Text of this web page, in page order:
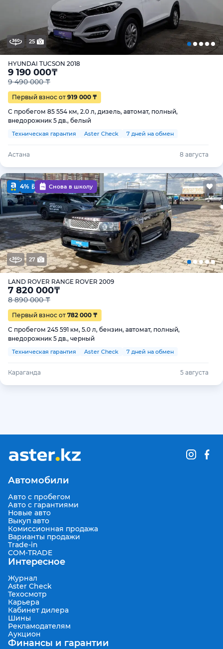
25
HYUNDAI TUCSON 2018
9 190 000₸
9 490 000 ₸
Первый взнос от 919 000 ₸
С пробегом 85 554 км, 2.0 л, дизель, автомат, полный,
внедорожник 5 дв., белый
Техническая гарантия Aster Check 7 дней на обмен
Астана 8 августа
4% Снова в школу
27
LAND ROVER RANGE ROVER 2009
7 820 000₸
8 890 000 ₸
Первый взнос от 782 000 ₸
С пробегом 245 591 км, 5.0 л, бензин, автомат, полный,
внедорожник 5 дв., черный
Техническая гарантия Aster Check 7 дней на обмен
Караганда 5 августа
Автомобили
Авто с пробегом
Авто с гарантиями
Новые авто
Выкуп авто
Комиссионная продажа
Варианты продажи
Trade-in
COM-TRADE
Интересное
Журнал
Aster Check
Техосмотр
Карьера
Кабинет дилера
Шины
Рекламодателям
Аукцион
Финансы и гарантии